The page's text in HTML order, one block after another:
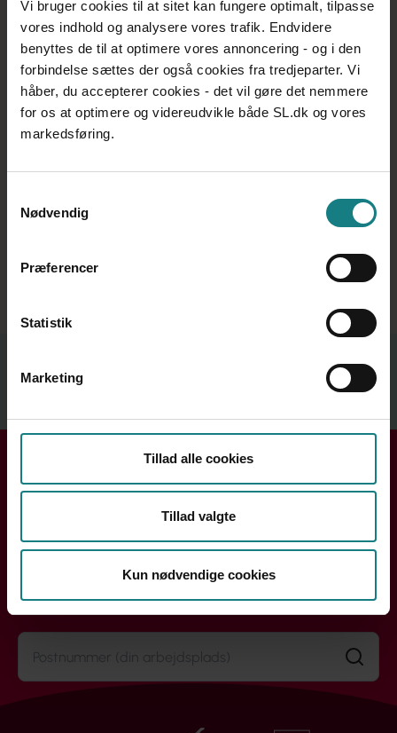
Vi bruger cookies til at sitet kan fungere optimalt, tilpasse
vores indhold og analysere vores trafik. Endvidere
benyttes de til at optimere vores annoncering - og i den
forbindelse sættes der også cookies fra tredjeparter. Vi
håber, du accepterer cookies - det vil gøre det nemmere
for os at optimere og videreudvikle både SL.dk og vores
markedsføring.
Nødvendig
Præferencer
Statistik
Marketing
Tillad alle cookies
Tillad valgte
Kun nødvendige cookies
Kørselsgodtgørelse
Mødepligt
Måltider og skat
Omsorgsdage
Orlov
Virksomhedsoverdragelse
Få hjælp i din kreds
Handler din henvendelse sig om løn, ansættelse eller din
dig videre.
Søg efter din kreds
Søg